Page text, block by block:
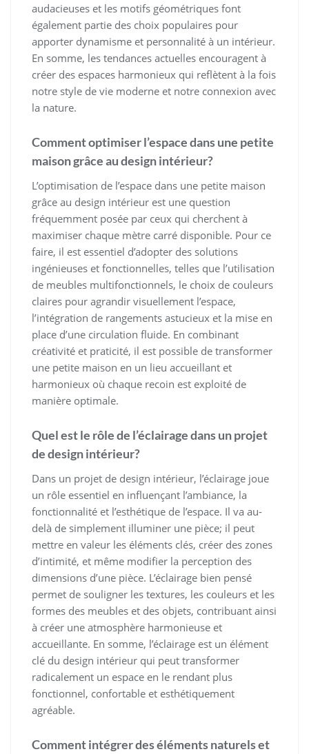
audacieuses et les motifs géométriques font
également partie des choix populaires pour
apporter dynamisme et personnalité à un intérieur.
En somme, les tendances actuelles encouragent à
créer des espaces harmonieux qui reflètent à la fois
notre style de vie moderne et notre connexion avec
la nature.
Comment optimiser l’espace dans une petite
maison grâce au design intérieur?
L’optimisation de l’espace dans une petite maison
grâce au design intérieur est une question
fréquemment posée par ceux qui cherchent à
maximiser chaque mètre carré disponible. Pour ce
faire, il est essentiel d’adopter des solutions
ingénieuses et fonctionnelles, telles que l’utilisation
de meubles multifonctionnels, le choix de couleurs
claires pour agrandir visuellement l’espace,
l’intégration de rangements astucieux et la mise en
place d’une circulation fluide. En combinant
créativité et praticité, il est possible de transformer
une petite maison en un lieu accueillant et
harmonieux où chaque recoin est exploité de
manière optimale.
Quel est le rôle de l’éclairage dans un projet
de design intérieur?
Dans un projet de design intérieur, l’éclairage joue
un rôle essentiel en influençant l’ambiance, la
fonctionnalité et l’esthétique de l’espace. Il va au-
delà de simplement illuminer une pièce; il peut
mettre en valeur les éléments clés, créer des zones
d’intimité, et même modifier la perception des
dimensions d’une pièce. L’éclairage bien pensé
permet de souligner les textures, les couleurs et les
formes des meubles et des objets, contribuant ainsi
à créer une atmosphère harmonieuse et
accueillante. En somme, l’éclairage est un élément
clé du design intérieur qui peut transformer
radicalement un espace en le rendant plus
fonctionnel, confortable et esthétiquement
agréable.
Comment intégrer des éléments naturels et